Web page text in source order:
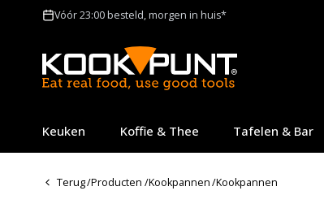
Vóór 23:00 besteld, morgen in huis*
Keuken Koffie & Thee Tafelen & Bar
Terug/Producten /Kookpannen/Kookpannen